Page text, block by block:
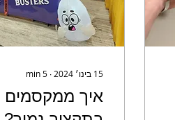
15 בינו׳ 2024 ∙
5
min
איך ממקסמים